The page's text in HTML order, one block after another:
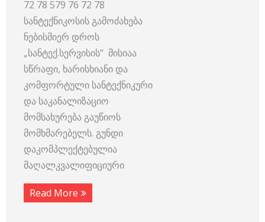
72 78 579 76 72 78
სანტექნიკოსის გამოძახება
ნებისმიერ დროს
„სანტექ.სერვისის“ მისიაა
სწრაფი, ხარისხიანი და
კომფორტული სანტექნიკური
და საკანალიზაციო
მომსახურება გაუწიოს
მომხმარებელს. გუნდი
დაკომპლექტებულია
მაღალკვალიფიციური
Read More